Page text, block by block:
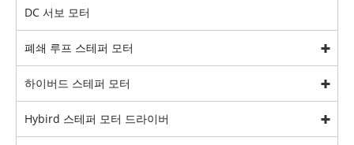
DC 서보 모터
폐쇄 루프 스테퍼 모터
하이버드 스테퍼 모터
Hybird 스테퍼 모터 드라이버